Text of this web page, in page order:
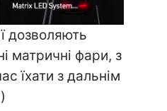
дозволяють
матричні фари, з
їхати з дальнім